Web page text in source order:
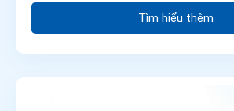
Tìm hiểu thêm